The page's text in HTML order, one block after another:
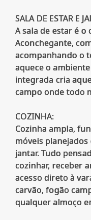
SALA DE ESTAR E
A sala de estar é o
Aconchegante,
acompanhando o
aquece o
integrada cria
campo onde todo
COZINHA:
Cozinha ampla,
móveis
jantar. Tudo
cozinhar, receber
acesso direto à
carvão, fogão
qualquer almoço